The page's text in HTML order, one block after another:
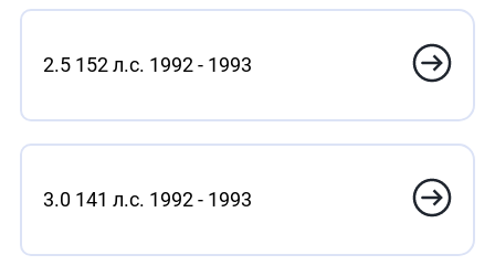
2.5 152 л.с. 1992 - 1993
3.0 141 л.с. 1992 - 1993